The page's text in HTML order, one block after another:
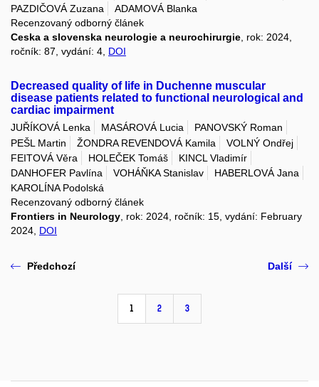
PAZDIČOVÁ Zuzana
ADAMOVÁ Blanka
Recenzovaný odborný článek
Ceska a slovenska neurologie a neurochirurgie , rok: 2024,
ročník: 87, vydání: 4, DOI
Decreased quality of life in Duchenne muscular
disease patients related to functional neurological and
cardiac impairment
JUŘÍKOVÁ Lenka MASÁROVÁ Lucia
PANOVSKÝ Roman
PEŠL Martin
ŽONDRA REVENDOVÁ Kamila
VOLNÝ Ondřej
FEITOVÁ Věra
HOLEČEK Tomáš
KINCL Vladimír
DANHOFER Pavlína
VOHÁŇKA Stanislav
HABERLOVÁ Jana
KAROLÍNA Podolská
Recenzovaný odborný článek
Frontiers in Neurology, rok: 2024, ročník: 15, vydání: February
2024, DOI
Předchozí
1 2 3
Další